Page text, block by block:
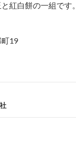
紅白餅の一組です。
19